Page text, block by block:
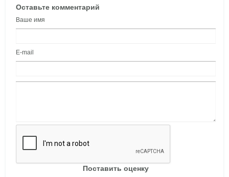
Оставьте комментарий
Ваше имя
E-mail
Поставить оценку